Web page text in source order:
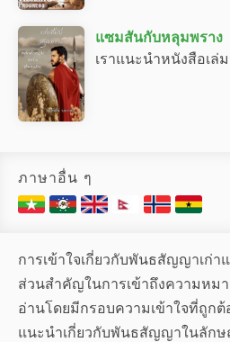
แซมสันกับหลุมพราง
เราแนะนำหนังสือเล่
ภาษาอื่น ๆ
การเข้าใจเกี่ยวกับพันธสัญญาเก่
ส่วนสำคัญในการเข้าถึงความหม
อ่านโดยมีกรอบความเข้าใจที่ถูกต้
แนะนำเกี่ยวกับพันธสัญญาในลักษ